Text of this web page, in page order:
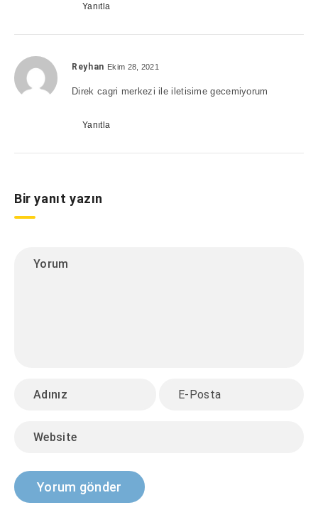
Yanıtla
Reyhan Ekim 28, 2021
Direk cagri merkezi ile iletisime gecemiyorum
Yanıtla
Bir yanıt yazın